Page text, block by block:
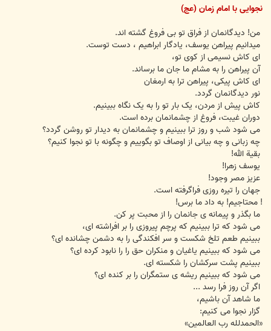
ت
نجوایی با امام زمان (عج)
من! دیدگانمان از فراق تو بی فروغ گشته اند.
میدانیم پیراهن یوسف، یادگار ابراهیم ، دست توست.
ای کاش نسیمی از کوی تو،
آن پیراهن را به مشام ما جان ما برساند.
ای کاش پیکی، پیراهن ترا به ارمغان
نور دیدگانمان گردد.
کاش پیش از مردن، یک بار تو را به یک نگاه ببینیم.
دوران غیبت، فروغ از چشمانمان برده است.
می شود شب و روز ترا ببینیم و چشمانمان به دیدار تو روشن گردد؟
چه زبانی و چه بیانی از اوصاف تو بگوییم و چگونه با تو نجوا کنیم؟
بقیة الله!
یوسف زهرا!
عزیز مصر وجود!
جهان را تیره روزی فراگرفته است.
! محتاجیم! به داد ما برس!
ما بگذر و پیمانه ی جانمان را از محبت پر کن.
می شود که ترا ببینیم که پرچم پیروزی را بر افراشته ای،
ببینیم طعم تلخ شکست و سر افکندگی را به دشمن چشانده ای؟
می شود که ببینیم یاغیان و منکران حق را را نابود کرده ای؟
ببینیم پشت سرکشان را شکسته ای.
می شود که ببینیم ریشه ی ستمگران را بر کنده ای؟
اگر آن روز فرا رسد ...
ما شاهد آن باشیم،
گزار نجوا می کنیم:
«الحمدلله رب العالمین»